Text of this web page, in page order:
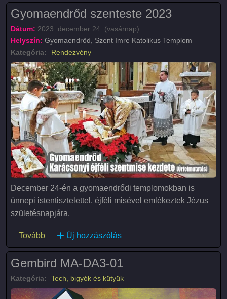
Gyomaendrőd szenteste 2023
Dátum: 2023. december 24. (vasárnap)
Helyszín: Gyomaendrőd, Szent Imre Katolikus Templom
Kategória:
Rendezvény
December 24-én a gyomaendrődi templomokban is
ünnepi istentisztelettel, éjféli misével emlékeztek Jézus
születésnapjára.
Tovább(Gyomaendrőd szenteste 2023)
Új hozzászólás
Gembird MA-DA3-01
Kategória: Tech, bigyók és kütyük